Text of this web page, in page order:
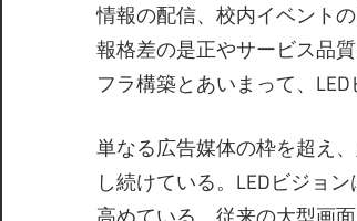
情報の配信、校内イベント
報格差の是正やサービス品
フラ構築とあいまって、
単なる広告媒体の枠を超え
し続けている。LEDビジョ